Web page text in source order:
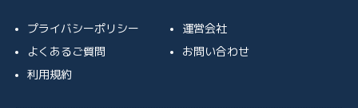
プライバシーポリシー
よくあるご質問
利用規約
運営会社
お問い合わせ